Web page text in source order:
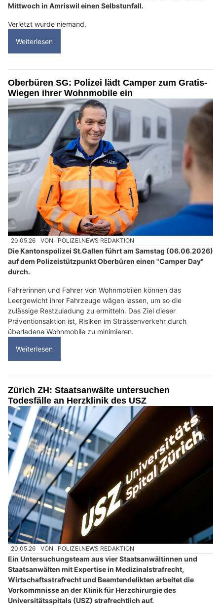
Mittwoch in Amriswil einen Selbstunfall.
Verletzt wurde niemand.
Weiterlesen
Oberbüren SG: Polizei lädt Camper zum Gratis-
Wiegen ihrer Wohnmobile ein
20.05.26 VON POLIZEI.NEWS REDAKTION
Die Kantonspolizei St.Gallen führt am Samstag (06.06.2026)
auf dem Polizeistützpunkt Oberbüren einen "Camper Day"
durch.
Fahrerinnen und Fahrer von Wohnmobilen können das
Leergewicht ihrer Fahrzeuge wägen lassen, um so die
zulässige Restzuladung zu ermitteln. Das Ziel dieser
Präventionsaktion ist, Risiken im Strassenverkehr durch
überladene Wohnmobile zu minimieren.
Weiterlesen
Zürich ZH: Staatsanwälte untersuchen
Todesfälle an Herzklinik des USZ
20.05.26 VON POLIZEI.NEWS REDAKTION
Ein Untersuchungsteam aus vier Staatsanwältinnen und
Staatsanwälten mit Expertise in Medizinalstrafrecht,
Wirtschaftsstrafrecht und Beamtendelikten arbeitet die
Vorkommnisse an der Klinik für Herzchirurgie des
Universitätsspitals (USZ) strafrechtlich auf.